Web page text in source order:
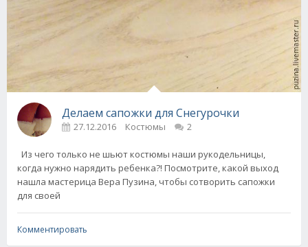
Делаем сапожки для Снегурочки
27.12.2016 Костюмы 2
Из чего только не шьют костюмы наши рукодельницы,
когда нужно нарядить ребенка?! Посмотрите, какой выход
нашла мастерица Вера Пузина, чтобы сотворить сапожки
для своей
Комментировать